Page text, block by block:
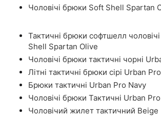
Чоловічі брюки Soft Shell Spartan
Тактичні брюки софтшелл
Shell Spartan Olive
Чоловічі брюки тактичні чорні
Літні тактичні брюки сірі Urban
Брюки тактичні Urban Pro Navy
Чоловічі брюки Тактичні Urban
Чоловічий жилет тактичний Beige